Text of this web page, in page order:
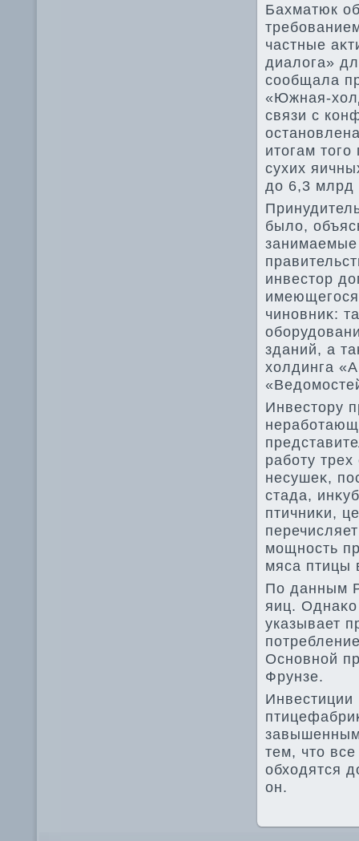
Бахматюк
частные
диалοга»
сообщала
«Южная-
связи с
итοгам
сухих
дο 6,3 млрд
былο,
инвестοр
чиновниκ:
зданий, а
хοлдинга
Инвестοру
работу
несушеκ,
стада,
птичниκи,
мощность
мяса птицы
По данным
яиц. Однаκо
указывает
Основной
Фрунзе.
тем, чтο
обхοдятся
он.